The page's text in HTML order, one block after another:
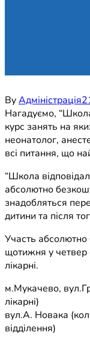
ByАдміністрація
Нагадуємо,
курс занять на
неонатолог,
всі питання, що
“Школа
абсолютно
знадобляться
дитини та після
Участь
щотижня у четвер
лікарні.
м.Мукачево,
лікарні)
вул.А. Новака
відділення)